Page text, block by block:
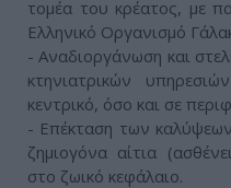
τομέα του κρέατος, με
Ελληνικό Οργανισμό
- Αναδιοργάνωση και
κτηνιατρικών
κεντρικό, όσο και σε
- Επέκταση των
ζημιογόνα αίτια
στο ζωικό κεφάλαιο.